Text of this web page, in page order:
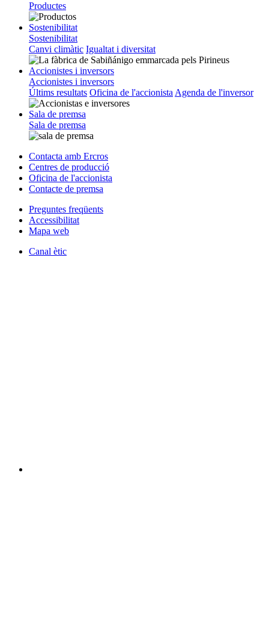
Productes
Sostenibilitat
Sostenibilitat
Canvi climàtic Igualtat i diversitat
Accionistes i inversors
Accionistes i inversors
Últims resultats Oficina de l'accionista Agenda de l'inversor
Sala de premsa
Sala de premsa
Contacta amb Ercros
Centres de producció
Oficina de l'accionista
Contacte de premsa
Preguntes freqüents
Accessibilitat
Mapa web
Canal ètic